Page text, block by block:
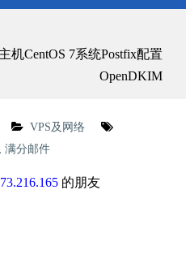
机CentOS 7系统Postfix配置
OpenDKIM
VPS及网络
满分邮件
的朋友